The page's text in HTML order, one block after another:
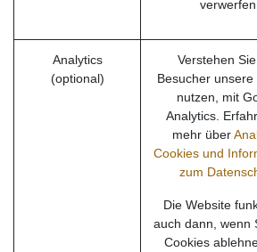
verwerfen.
Analytics
(optional)
Verstehen
Besucher unsere
nutzen, mit
Analytics.
mehr über
Cookies und
zum
Die Website
auch dann, wenn
Cookies